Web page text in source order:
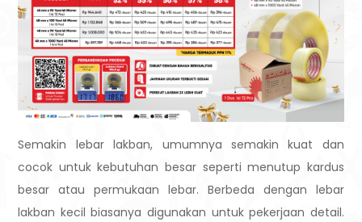
Semakin lebar lakban, umumnya semakin kuat dan
cocok untuk kebutuhan besar seperti menutup kardus
besar atau permukaan lebar. Berbeda dengan lebar
lakban kecil biasanya digunakan untuk pekerjaan detail.